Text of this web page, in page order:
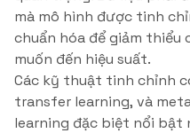
mà mô hình được tinh
chuẩn hóa để giảm thiểu
muốn đến hiệu suất.
Các kỹ thuật tinh chỉnh
transfer learning, và
learning đặc biệt nổi bật